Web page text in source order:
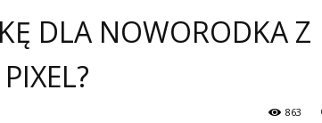
DLA NOWORODKA Z
863